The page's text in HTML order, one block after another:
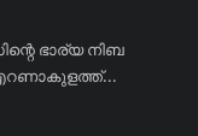
ഭാര്യ നിബ